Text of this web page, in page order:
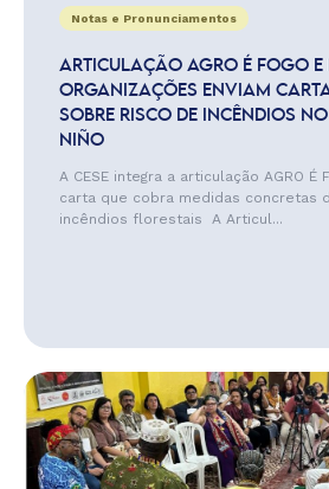
Notas e Pronunciamentos
ARTICULAÇÃO AGRO É FOGO
ORGANIZAÇÕES ENVIAM
SOBRE RISCO DE INCÊNDIOS
NIÑO
A CESE integra a articulação AGRO É
carta que cobra medidas concretas
incêndios florestais A Articul...